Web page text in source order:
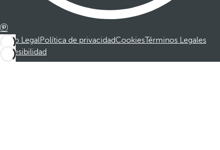
Aviso LegalPolítica de privacidadCookiesTérminos Legales
Accesibilidad